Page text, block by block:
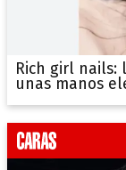
Rich girl nails:
unas manos